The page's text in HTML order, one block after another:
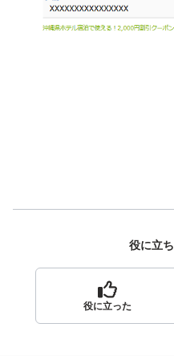
役に立
役に立った